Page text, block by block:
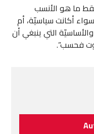
ما هو الأنسب
أكانت سياسيّة، أم
التي ينبغي أن
فحسب”.